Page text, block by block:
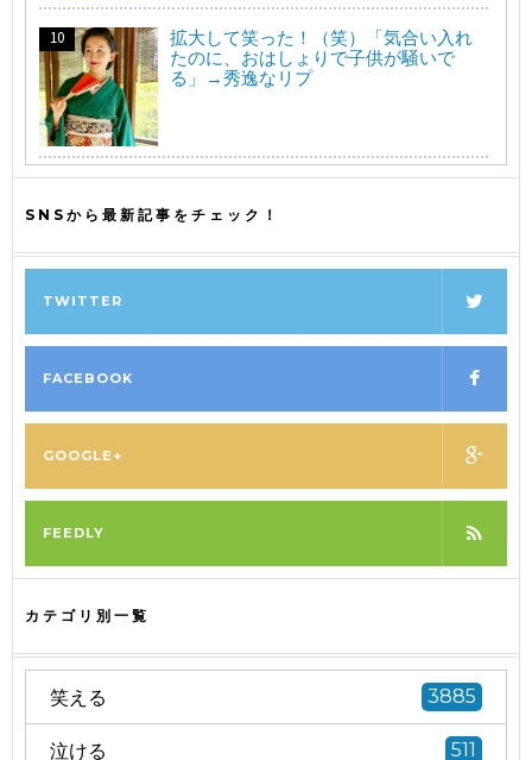
拡大して笑った！（笑）「気合い入れ
たのに、おはしょりで子供が騒いで
る」→秀逸なリプ
SNSから最新記事をチェック！
TWITTER
FACEBOOK
GOOGLE+
FEEDLY
カテゴリ別一覧
笑える 3885
泣ける 511